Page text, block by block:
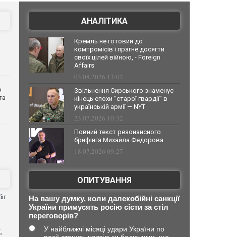
АНАЛІТИКА
Кремль не готовий до
компромісів і прагне досягти
своїх цілей війною, - Foreign
Affairs
03.08.2026 13:02
Звільнення Сирського знаменує
кінець епохи "старої гвардії" в
українській армії — NYT
23.07.2026 10:32
Повний текст резонансного
брифінга Михайла Федорова
18.07.2026 09:27
ОПИТУВАННЯ
На вашу думку, коли далекобійні санкції
України примусять росію сісти за стіл
переговорів?
У найближчі місяці удари України по